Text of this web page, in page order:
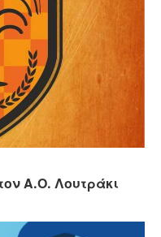
Α.Ο. Λουτράκι